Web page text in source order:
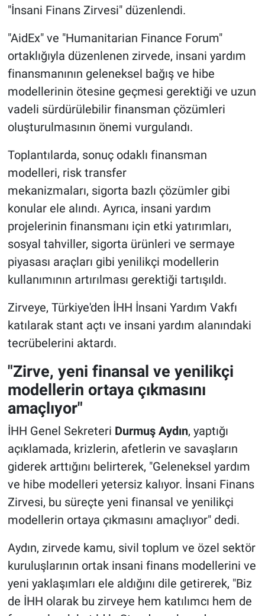
"İnsani Finans Zirvesi" düzenlendi.
"AidEx" ve "Humanitarian Finance Forum"
ortaklığıyla düzenlenen zirvede, insani yardım
finansmanının geleneksel bağış ve hibe
modellerinin ötesine geçmesi gerektiği ve uzun
vadeli sürdürülebilir finansman çözümleri
oluşturulmasının önemi vurgulandı.
Toplantılarda, sonuç odaklı finansman
modelleri, risk transfer
mekanizmaları, sigorta bazlı çözümler gibi
konular ele alındı. Ayrıca, insani yardım
projelerinin finansmanı için etki yatırımları,
sosyal tahviller, sigorta ürünleri ve sermaye
piyasası araçları gibi yenilikçi modellerin
kullanımının artırılması gerektiği tartışıldı.
Zirveye, Türkiye'den İHH İnsani Yardım Vakfı
katılarak stant açtı ve insani yardım alanındaki
tecrübelerini aktardı.
"Zirve, yeni finansal ve yenilikçi
modellerin ortaya çıkmasını
amaçlıyor"
İHH Genel Sekreteri Durmuş Aydın, yaptığı
açıklamada, krizlerin, afetlerin ve savaşların
giderek arttığını belirterek, "Geleneksel yardım
ve hibe modelleri yetersiz kalıyor. İnsani Finans
Zirvesi, bu süreçte yeni finansal ve yenilikçi
modellerin ortaya çıkmasını amaçlıyor" dedi.
Aydın, zirvede kamu, sivil toplum ve özel sektör
kuruluşlarının ortak insani finans modellerini ve
yeni yaklaşımları ele aldığını dile getirerek, "Biz
de İHH olarak bu zirveye hem katılımcı hem de